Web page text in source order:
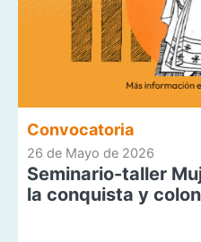
Convocatoria
26 de Mayo de 2026
Seminario-taller
la conquista y